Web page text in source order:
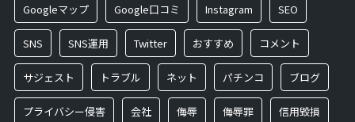
Googleマップ Google口コミ Instagram SEO
SNS SNS運用 Twitter おすすめ コメント
サジェスト トラブル ネット パチンコ ブログ
プライバシー侵害 会社 侮辱 侮辱罪 信用毀損